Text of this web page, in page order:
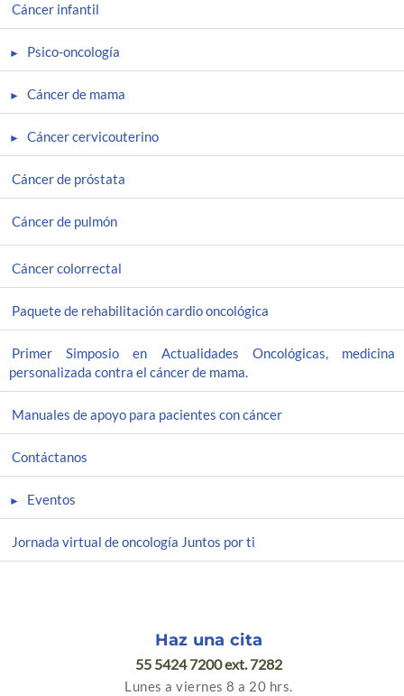
Cáncer infantil
Psico-oncología
Cáncer de mama
Cáncer cervicouterino
Cáncer de próstata
Cáncer de pulmón
Cáncer colorrectal
Paquete de rehabilitación cardio oncológica
Primer Simposio en Actualidades Oncológicas, medicina
personalizada contra el cáncer de mama.
Manuales de apoyo para pacientes con cáncer
Contáctanos
Eventos
Jornada virtual de oncología Juntos por ti
Haz una cita
55 5424 7200 ext. 7282
Lunes a viernes 8 a 20 hrs.